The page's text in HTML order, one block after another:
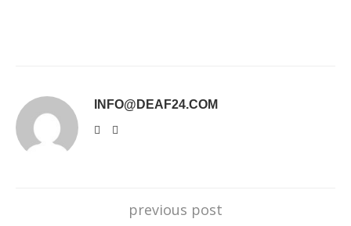
INFO@DEAF24.COM
previous post